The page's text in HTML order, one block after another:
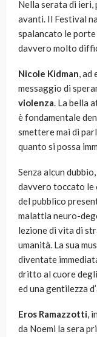
Nella serata di ieri,
avanti. Il Festival
spalancato le
davvero molto
Nicole Kidman, ad
messaggio di
violenza. La bella
è fondamentale
smettere mai di
quanto si possa
Senza alcun
davvero toccato le
del pubblico
malattia neuro-
lezione di vita di
umanità. La sua
diventate
dritto al cuore
ed una gentilezza
Eros Ramazzotti,
da Noemi la sera